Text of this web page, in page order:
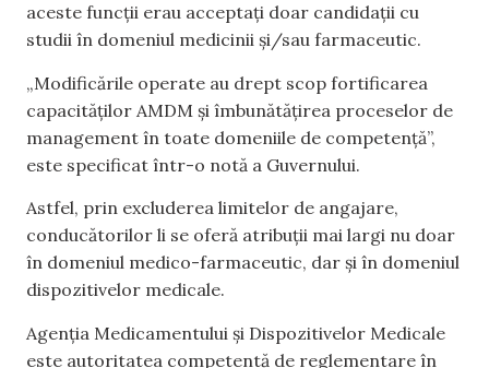
aceste funcții erau acceptați doar candidații cu
studii în domeniul medicinii și/sau farmaceutic.
„Modificările operate au drept scop fortificarea
capacităților AMDM și îmbunătățirea proceselor de
management în toate domeniile de competență”,
este specificat într-o notă a Guvernului.
Astfel, prin excluderea limitelor de angajare,
conducătorilor li se oferă atribuții mai largi nu doar
în domeniul medico-farmaceutic, dar și în domeniul
dispozitivelor medicale.
Agenția Medicamentului și Dispozitivelor Medicale
este autoritatea competentă de reglementare în